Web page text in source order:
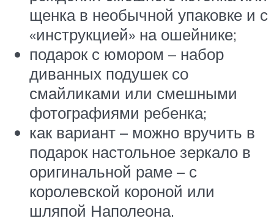
щенка в необычной упаковке и с
«инструкцией» на ошейнике;
подарок с юмором – набор
диванных подушек со
смайликами или смешными
фотографиями ребенка;
как вариант – можно вручить в
подарок настольное зеркало в
оригинальной раме – с
королевской короной или
шляпой Наполеона.